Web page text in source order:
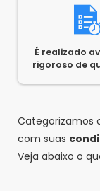
É realizado
rigoroso de
Categorizamos
com suas
Veja abaixo o